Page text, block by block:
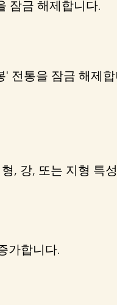
잠금 해제합니다.
전통을 잠금 해제
, 강, 또는 지형 특
가합니다.